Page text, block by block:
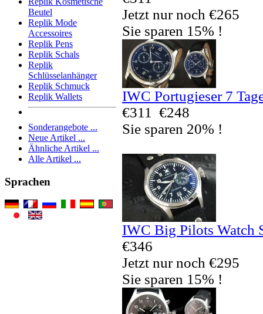
Beutel
Replik Mode
Accessoires
Replik Pens
Replik Schals
Replik
Schlüsselanhänger
Replik Schmuck
Replik Wallets
Sonderangebote ...
Neue Artikel ...
Ähnliche Artikel ...
Alle Artikel ...
Sprachen
Jetzt nur noch €265
Sie sparen 15% !
IWC Portugieser 7
€311
€248
Sie sparen 20% !
IWC Big Pilots Watch
€346
Jetzt nur noch €295
Sie sparen 15% !